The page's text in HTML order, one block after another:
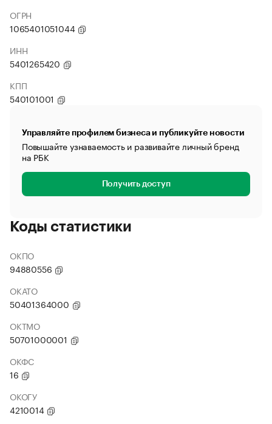
ОГРН
1065401051044
ИНН
5401265420
КПП
540101001
Управляйте профилем бизнеса и публикуйте новости
Повышайте узнаваемость и развивайте личный бренд
на РБК
Получить доступ
Коды статистики
ОКПО
94880556
ОКАТО
50401364000
ОКТМО
50701000001
ОКФС
16
ОКОГУ
4210014